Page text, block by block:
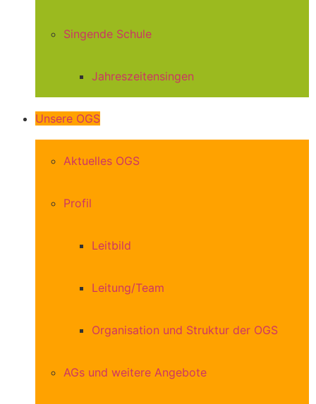
Singende Schule
Jahreszeitensingen
Unsere OGS
Aktuelles OGS
Profil
Leitbild
Leitung/Team
Organisation und Struktur der OGS
AGs und weitere Angebote